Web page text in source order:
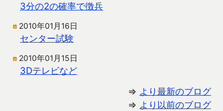
3分の2の確率で徴兵
2010年01月16日
センター試験
2010年01月15日
3Dテレビなど
⇒ より最新のブログ
⇒ より以前のブログ